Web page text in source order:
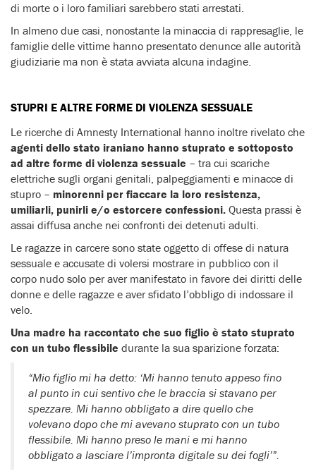
di morte o i loro familiari sarebbero stati arrestati.
In almeno due casi, nonostante la minaccia di rappresaglie, le
famiglie delle vittime hanno presentato denunce alle autorità
giudiziarie ma non è stata avviata alcuna indagine.
STUPRI E ALTRE FORME DI VIOLENZA SESSUALE
Le ricerche di Amnesty International hanno inoltre rivelato che
agenti dello stato iraniano hanno stuprato e sottoposto
ad altre forme di violenza sessuale – tra cui scariche
elettriche sugli organi genitali, palpeggiamenti e minacce di
stupro – minorenni per fiaccare la loro resistenza,
umiliarli, punirli e/o estorcere confessioni. Questa prassi è
assai diffusa anche nei confronti dei detenuti adulti.
Le ragazze in carcere sono state oggetto di offese di natura
sessuale e accusate di volersi mostrare in pubblico con il
corpo nudo solo per aver manifestato in favore dei diritti delle
donne e delle ragazze e aver sfidato l’obbligo di indossare il
velo.
Una madre ha raccontato che suo figlio è stato stuprato
con un tubo flessibile durante la sua sparizione forzata:
“Mio figlio mi ha detto: ‘Mi hanno tenuto appeso fino
al punto in cui sentivo che le braccia si stavano per
spezzare. Mi hanno obbligato a dire quello che
volevano dopo che mi avevano stuprato con un tubo
flessibile. Mi hanno preso le mani e mi hanno
obbligato a lasciare l’impronta digitale su dei fogli’”.